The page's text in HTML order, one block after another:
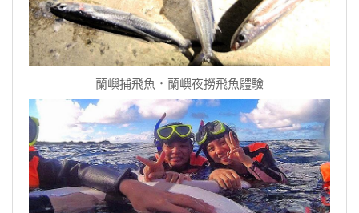
蘭嶼捕飛魚．蘭嶼夜撈飛魚體驗